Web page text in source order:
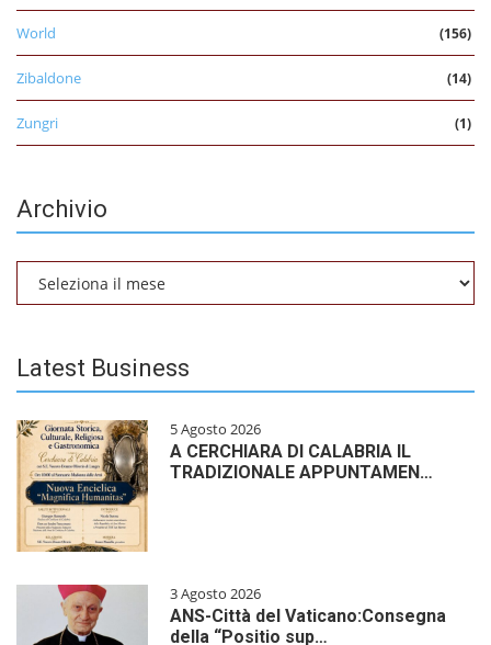
World (156)
Zibaldone (14)
Zungri (1)
Archivio
Latest Business
5 Agosto 2026
A CERCHIARA DI CALABRIA IL
TRADIZIONALE APPUNTAMEN…
3 Agosto 2026
ANS-Città del Vaticano:Consegna
della “Positio sup…